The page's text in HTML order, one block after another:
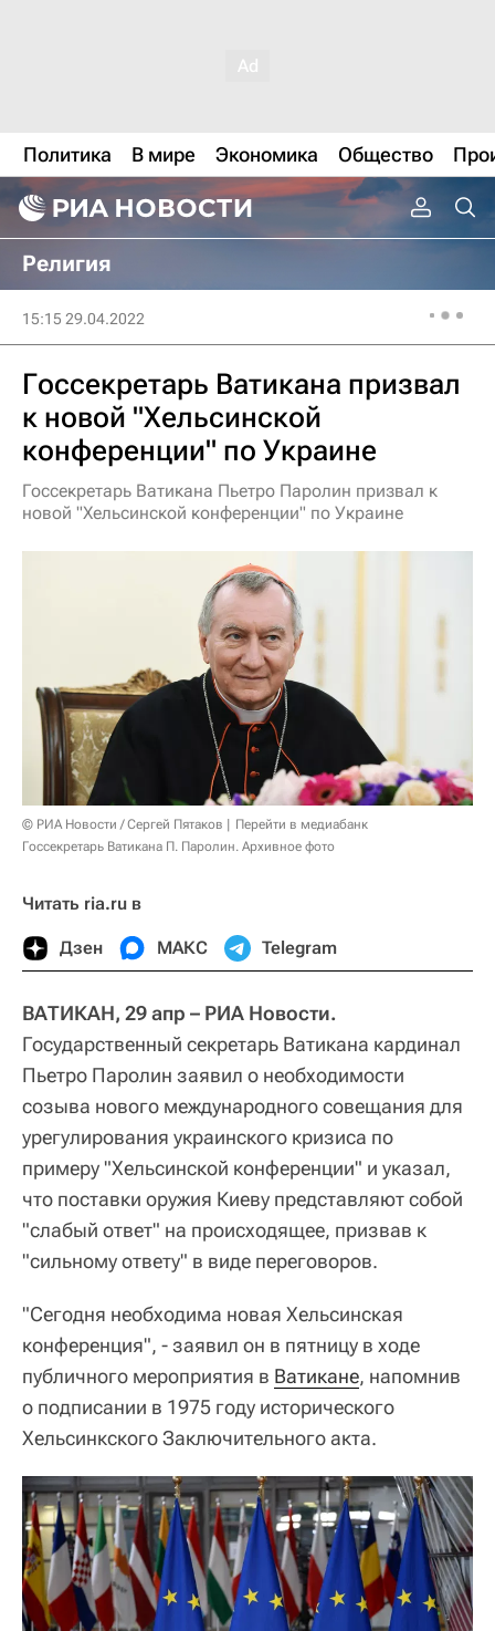
Политика В мире Экономика Общество
Религия
15:15 29.04.2022
Госсекретарь Ватикана призвал
к новой "Хельсинской
конференции" по Украине
Госсекретарь Ватикана Пьетро Паролин призвал к
новой "Хельсинской конференции" по Украине
© РИА Новости / Сергей Пятаков
Перейти в медиабанк
Госсекретарь Ватикана П. Паролин. Архивное фото
Читать ria.ru в
Дзен МАКС Telegram
ВАТИКАН, 29 апр – РИА Новости.
Государственный секретарь Ватикана кардинал
Пьетро Паролин заявил о необходимости
созыва нового международного совещания для
урегулирования украинского кризиса по
примеру "Хельсинской конференции" и указал,
что поставки оружия Киеву представляют собой
"слабый ответ" на происходящее, призвав к
"сильному ответу" в виде переговоров.
"Сегодня необходима новая Хельсинская
конференция", - заявил он в пятницу в ходе
публичного мероприятия в Ватикане, напомнив
о подписании в 1975 году исторического
Хельсинкского Заключительного акта.